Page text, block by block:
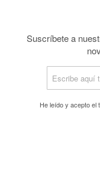
Suscríbete a
He leído y acepto el